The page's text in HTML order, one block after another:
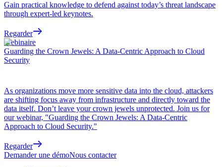
Gain practical knowledge to defend against today’s threat landscape
through expert-led keynotes.
Regarder
Webinaire
Guarding the Crown Jewels: A Data-Centric Approach to Cloud
Security
As organizations move more sensitive data into the cloud, attackers
are shifting focus away from infrastructure and directly toward the
data itself. Don’t leave your crown jewels unprotected. Join us for
our webinar, "Guarding the Crown Jewels: A Data-Centric
Approach to Cloud Security."
Regarder
Demander une démoNous contacter